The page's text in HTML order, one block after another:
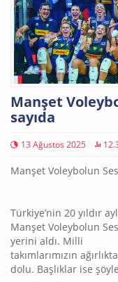
Manşet
sayıda
13 Ağustos 2025
Manşet Voleybolun
Türkiye’nin 20 yıldır
Manşet Voleybolun
yerini aldı. Milli
takımlarımızın
dolu. Başlıklar ise